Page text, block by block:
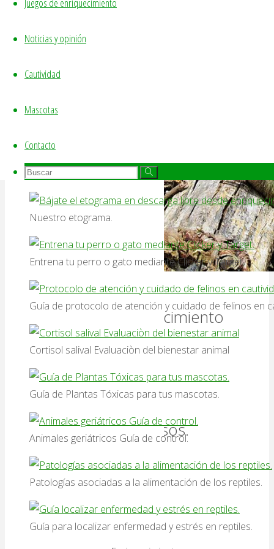
Noticias y opinión
Cautividad
Mascotas
Contacto
Buscar
Buscar: Buscar
Cautividad
Enriquecimiento
con
titís
y
perezosos.
Para
la
de
hoy:
Estereotipias!
Conductas anormales.
Descarga libre:
Nuestro etograma.
Entrena tu perro o gato mediante Clicker y Target.
Guía de protocolo de atención y cuidado de felinos en
Cortisol salival Evaluaciòn del bienestar animal
Guía de Plantas Tóxicas para tus mascotas.
Animales geriátricos Guía de control.
Patologías asociadas a la alimentación de los reptiles.
Guía para localizar enfermedad y estrés en reptiles.